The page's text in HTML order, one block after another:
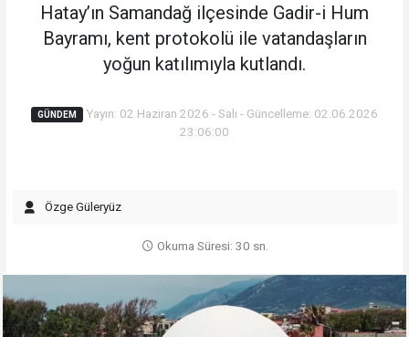
Hatay’ın Samandağ ilçesinde Gadir-i Hum
Bayramı, kent protokolü ile vatandaşların
yoğun katılımıyla kutlandı.
GÜNDEM
Yayın: 02 Haziran 2026 - Salı - Güncelleme: 02.06.2026
23:06:00
Özge Güleryüz
Okuma Süresi: 30 sn.